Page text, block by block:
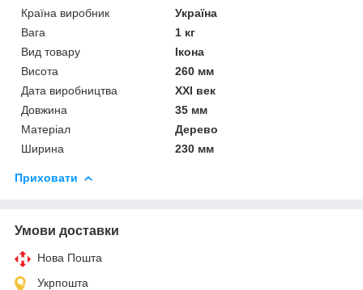
Країна виробник
Україна
Вага
1 кг
Вид товару
Ікона
Висота
260 мм
Дата виробництва
XXI век
Довжина
35 мм
Матеріал
Дерево
Ширина
230 мм
Приховати
Умови доставки
Нова Пошта
Укрпошта